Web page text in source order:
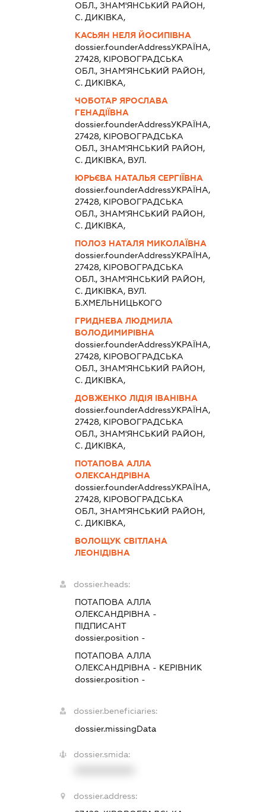
ОБЛ., ЗНАМ'ЯНСЬКИЙ РАЙОН,
С. ДИКІВКА,
КАСЬЯН НЕЛЯ ЙОСИПІВНА
dossier.founderAddressУКРАЇНА,
27428, КIРОВОГРАДСЬКА
ОБЛ., ЗНАМ'ЯНСЬКИЙ РАЙОН,
С. ДИКІВКА,
ЧОБОТАР ЯРОСЛАВА
ГЕНАДІЇВНА
dossier.founderAddressУКРАЇНА,
27428, КIРОВОГРАДСЬКА
ОБЛ., ЗНАМ'ЯНСЬКИЙ РАЙОН,
С. ДИКІВКА, ВУЛ.
ЮРЬЄВА НАТАЛЬЯ СЕРГІЇВНА
dossier.founderAddressУКРАЇНА,
27428, КIРОВОГРАДСЬКА
ОБЛ., ЗНАМ'ЯНСЬКИЙ РАЙОН,
С. ДИКІВКА,
ПОЛОЗ НАТАЛЯ МИКОЛАЇВНА
dossier.founderAddressУКРАЇНА,
27428, КIРОВОГРАДСЬКА
ОБЛ., ЗНАМ'ЯНСЬКИЙ РАЙОН,
С. ДИКІВКА, ВУЛ.
Б.ХМЕЛЬНИЦЬКОГО
ГРИДНЕВА ЛЮДМИЛА
ВОЛОДИМИРІВНА
dossier.founderAddressУКРАЇНА,
27428, КIРОВОГРАДСЬКА
ОБЛ., ЗНАМ'ЯНСЬКИЙ РАЙОН,
С. ДИКІВКА,
ДОВЖЕНКО ЛІДІЯ ІВАНІВНА
dossier.founderAddressУКРАЇНА,
27428, КIРОВОГРАДСЬКА
ОБЛ., ЗНАМ'ЯНСЬКИЙ РАЙОН,
С. ДИКІВКА,
ПОТАПОВА АЛЛА
ОЛЕКСАНДРІВНА
dossier.founderAddressУКРАЇНА,
27428, КIРОВОГРАДСЬКА
ОБЛ., ЗНАМ'ЯНСЬКИЙ РАЙОН,
С. ДИКІВКА,
ВОЛОЩУК СВІТЛАНА
ЛЕОНІДІВНА
dossier.heads:
ПОТАПОВА АЛЛА
ОЛЕКСАНДРІВНА -
ПІДПИСАНТ
dossier.position -
ПОТАПОВА АЛЛА
ОЛЕКСАНДРІВНА - КЕРІВНИК
dossier.position -
dossier.beneficiaries:
dossier.missingData
dossier.smida:
dossier.address: